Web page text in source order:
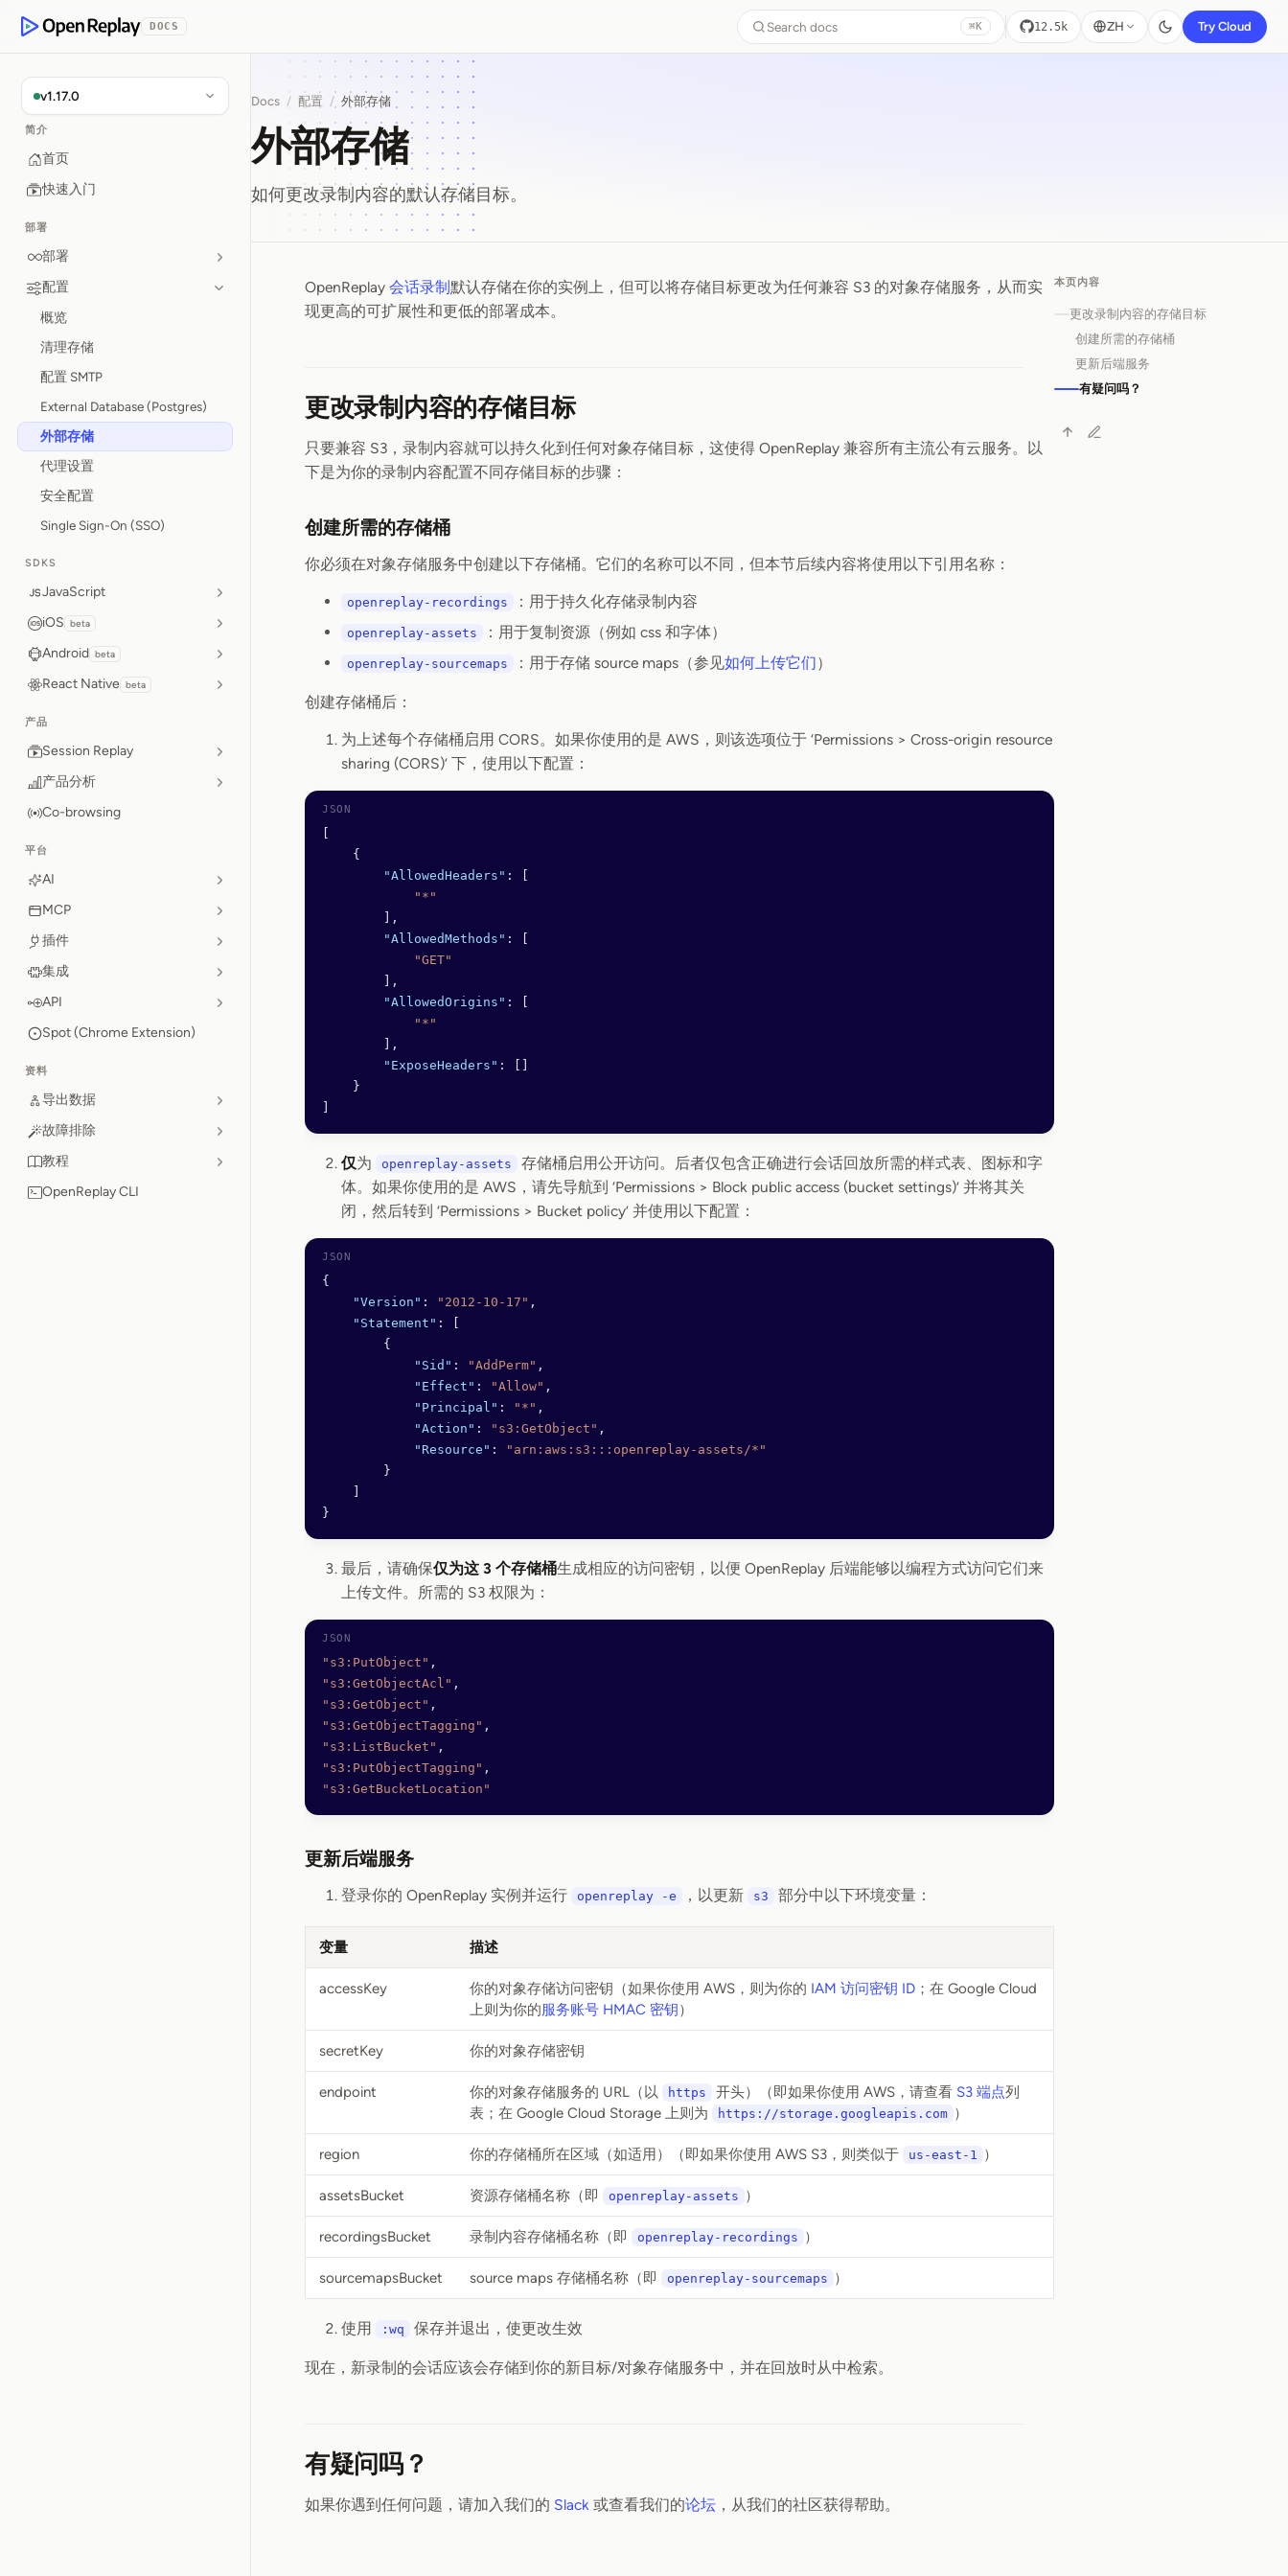
OpenReplay
DOCS Search docs ⌘K 12.5k ZH Try Cloud
v1.17.0
简介
首页
快速入门
部署
部署
配置
概览
清理存储
配置 SMTP
External Database (Postgres)
外部存储
代理设置
安全配置
Single Sign-On (SSO)
SDKS
JavaScript
iOS beta
Android beta
React Native beta
产品
Session Replay
产品分析
Co-browsing
平台
AI
MCP
插件
集成
API
Spot (Chrome Extension)
资料
导出数据
故障排除
教程
OpenReplay CLI
Docs / 配置 / 外部存储
外部存储
如何更改录制内容的默认存储目标。
外部存储
OpenReplay 会话录制默认存储在你的实例上，但可以将存储目标更改为任何兼容 S3 的对象存储服务，从而实
现更高的可扩展性和更低的部署成本。
更改录制内容的存储目标
只要兼容 S3，录制内容就可以持久化到任何对象存储目标，这使得 OpenReplay 兼容所有主流公有云服务。以
下是为你的录制内容配置不同存储目标的步骤：
创建所需的存储桶
你必须在对象存储服务中创建以下存储桶。它们的名称可以不同，但本节后续内容将使用以下引用名称：
openreplay-recordings ：用于持久化存储录制内容
openreplay-assets ：用于复制资源（例如 css 和字体）
openreplay-sourcemaps ：用于存储 source maps（参见如何上传它们）
创建存储桶后：
为上述每个存储桶启用 CORS。如果你使用的是 AWS，则该选项位于 ‘Permissions > Cross-origin resource
sharing (CORS)’ 下，使用以下配置：
    {
        "AllowedHeaders"
: [
            "*"
        ],
        "AllowedMethods"
: [
            "GET"
        ],
        "AllowedOrigins"
: [
            "*"
        ],
        "ExposeHeaders"
: []
    }
仅为 openreplay-assets
存储桶启用公开访问。后者仅包含正确进行会话回放所需的样式表、图标和字
体。如果你使用的是 AWS，请先导航到 ‘Permissions > Block public access (bucket settings)’ 并将其关
闭，然后转到 ‘Permissions > Bucket policy’ 并使用以下配置：
{
    "Version"
: "2012-10-17" ,
    "Statement"
: [
        {
            "Sid"
: "AddPerm" ,
            "Effect"
: "Allow" ,
            "Principal"
: "*" ,
            "Action"
: "s3:GetObject" ,
            "Resource"
:
"arn:aws:s3:::openreplay-assets/*"
        }
}
最后，请确保仅为这 3 个存储桶生成相应的访问密钥，以便 OpenReplay 后端能够以编程方式访问它们来
上传文件。所需的 S3 权限为：
"s3:PutObject" ,
"s3:GetObjectAcl" ,
"s3:GetObject" ,
"s3:GetObjectTagging" ,
"s3:ListBucket" ,
"s3:PutObjectTagging" ,
"s3:GetBucketLocation"
更新后端服务
登录你的 OpenReplay 实例并运行 openreplay -e ，以更新 s3 部分中以下环境变量：
变量 描述
accessKey 你的对象存储访问密钥（如果你使用 AWS，则为你的 IAM 访问密钥 ID ；在 Google Cloud
上则为你的服务账号 HMAC 密钥）
secretKey 你的对象存储密钥
endpoint 你的对象存储服务的 URL（以 https 开头）（即如果你使用 AWS，请查看 S3 端点列
表；在 Google Cloud Storage 上则为
https://storage.googleapis.com ）
region 你的存储桶所在区域（如适用）（即如果你使用 AWS S3，则类似于 us-east-1 ）
assetsBucket 资源存储桶名称（即 openreplay-assets ）
recordingsBucket 录制内容存储桶名称（即 openreplay-recordings ）
sourcemapsBucket source maps 存储桶名称（即 openreplay-sourcemaps ）
使用 :wq 保存并退出，使更改生效
现在，新录制的会话应该会存储到你的新目标/对象存储服务中，并在回放时从中检索。
有疑问吗？
如果你遇到任何问题，请加入我们的 Slack 或查看我们的论坛 ，从我们的社区获得帮助。
本页内容
更改录制内容的存储目标
创建所需的存储桶
更新后端服务
有疑问吗？